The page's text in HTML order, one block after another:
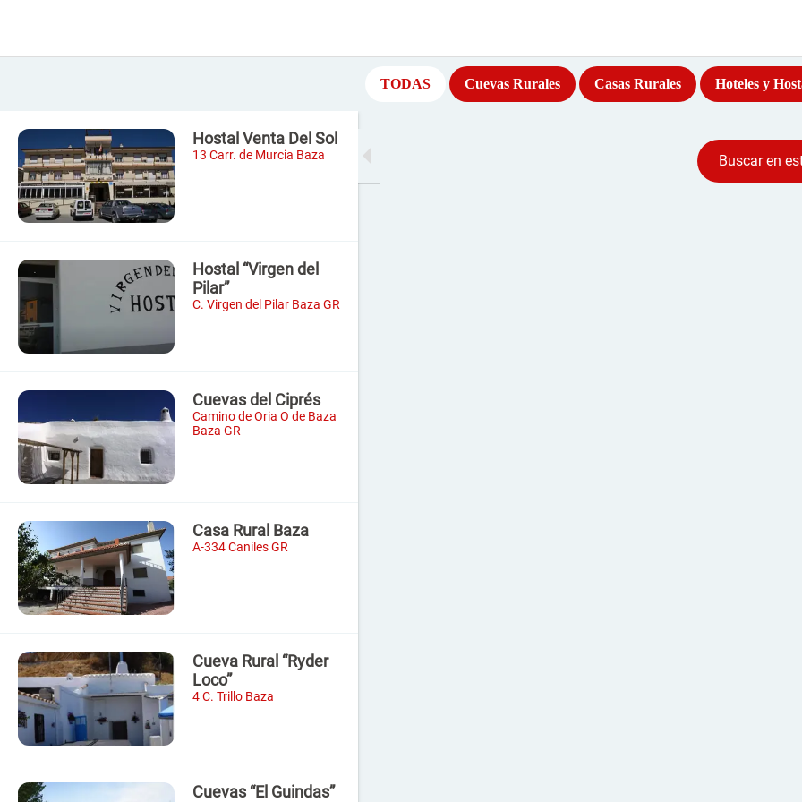
TODAS Cuevas Rurales Casas Rurales Hoteles y
Hostal Venta Del Sol
13 Carr. de Murcia Baza
Hostal “Virgen del
Pilar”
C. Virgen del Pilar Baza GR
Cuevas del Ciprés
Camino de Oria O de Baza
Baza GR
Casa Rural Baza
A-334 Caniles GR
Cueva Rural “Ryder
Loco”
4 C. Trillo Baza
Cuevas “El Guindas”
Buscar en